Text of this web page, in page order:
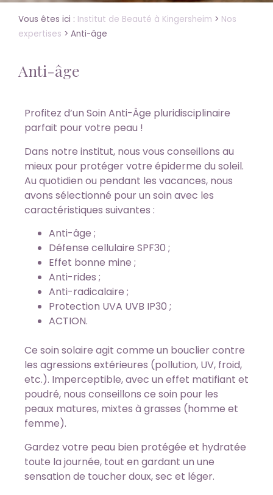
Vous êtes ici : Institut de Beauté à Kingersheim > Nos
expertises > Anti-âge
Anti-âge
Profitez d’un Soin Anti-Âge pluridisciplinaire
parfait pour votre peau !
Dans notre institut, nous vous conseillons au
mieux pour protéger votre épiderme du soleil.
Au quotidien ou pendant les vacances, nous
avons sélectionné pour un soin avec les
caractéristiques suivantes :
Anti-âge ;
Défense cellulaire SPF30 ;
Effet bonne mine ;
Anti-rides ;
Anti-radicalaire ;
Protection UVA UVB IP30 ;
ACTION.
Ce soin solaire agit comme un bouclier contre
les agressions extérieures (pollution, UV, froid,
etc.). Imperceptible, avec un effet matifiant et
poudré, nous conseillons ce soin pour les
peaux matures, mixtes à grasses (homme et
femme).
Gardez votre peau bien protégée et hydratée
toute la journée, tout en gardant un une
sensation de toucher doux, sec et léger.